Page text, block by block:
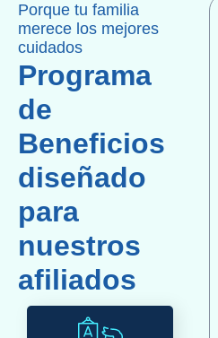
Porque tu familia
merece los mejores
cuidados
Programa
de
Beneficios
diseñado
para
nuestros
afiliados